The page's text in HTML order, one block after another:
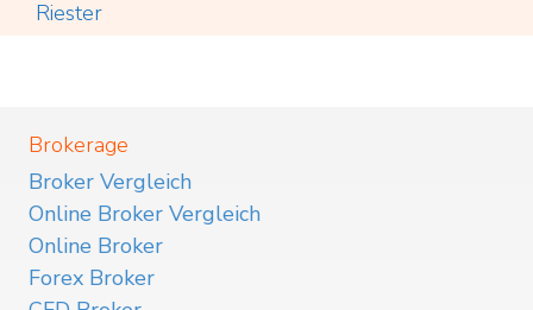
Riester
Brokerage
Broker Vergleich
Online Broker Vergleich
Online Broker
Forex Broker